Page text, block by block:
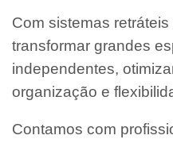
Com sistemas
transformar grandes
independentes,
organização e
Contamos com